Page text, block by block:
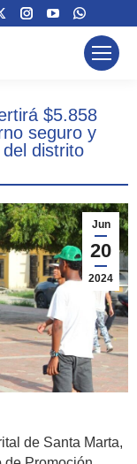
window
Instagram
new
window
YouTube
opens
window
page
opens
window
$5.858
seguro y
distrito
Jun
20
2024
de Santa Marta,